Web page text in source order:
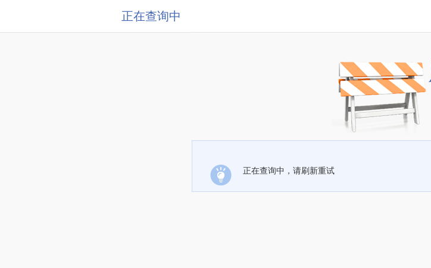
正在查询中
正在查询中，请刷新重试